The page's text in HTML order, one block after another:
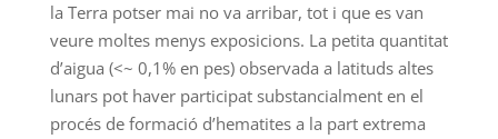
la Terra potser mai no va arribar, tot i que es van
veure moltes menys exposicions. La petita quantitat
d’aigua (<~ 0,1% en pes) observada a latituds altes
lunars pot haver participat substancialment en el
procés de formació d’hematites a la part extrema